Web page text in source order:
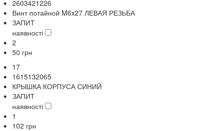
2603421226
Винт потайной M6x27 ЛЕВАЯ РЕЗЬБА
ЗАПИТ
наявності
2
50 грн
17
1615132065
КРЫШКА КОРПУСА СИНИЙ
ЗАПИТ
наявності
1
102 грн